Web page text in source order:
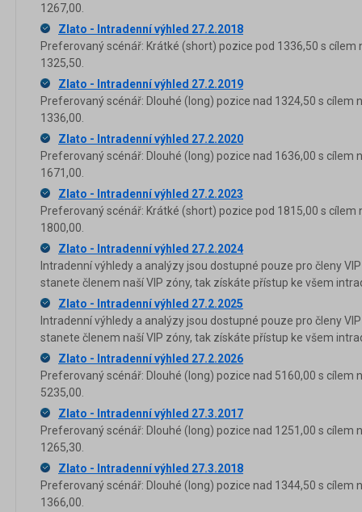
1267,00.
Zlato - Intradenní výhled 27.2.2018
Preferovaný scénář: Krátké (short) pozice pod 1336,50 s cílem
1325,50.
Zlato - Intradenní výhled 27.2.2019
Preferovaný scénář: Dlouhé (long) pozice nad 1324,50 s cílem
1336,00.
Zlato - Intradenní výhled 27.2.2020
Preferovaný scénář: Dlouhé (long) pozice nad 1636,00 s cílem
1671,00.
Zlato - Intradenní výhled 27.2.2023
Preferovaný scénář: Krátké (short) pozice pod 1815,00 s cílem
1800,00.
Zlato - Intradenní výhled 27.2.2024
Intradenní výhledy a analýzy jsou dostupné pouze pro členy
stanete členem naší VIP zóny, tak získáte přístup ke všem
Zlato - Intradenní výhled 27.2.2025
Intradenní výhledy a analýzy jsou dostupné pouze pro členy
stanete členem naší VIP zóny, tak získáte přístup ke všem
Zlato - Intradenní výhled 27.2.2026
Preferovaný scénář: Dlouhé (long) pozice nad 5160,00 s cílem
5235,00.
Zlato - Intradenní výhled 27.3.2017
Preferovaný scénář: Dlouhé (long) pozice nad 1251,00 s cílem
1265,30.
Zlato - Intradenní výhled 27.3.2018
Preferovaný scénář: Dlouhé (long) pozice nad 1344,50 s cílem
1366,00.